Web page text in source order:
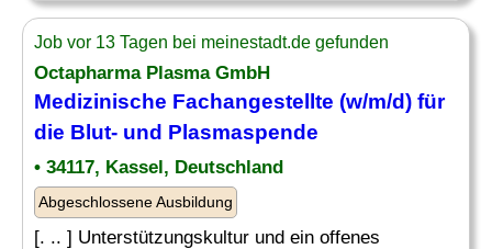
Job vor 13 Tagen bei meinestadt.de gefunden
Octapharma Plasma GmbH
Medizinische Fachangestellte (w/m/d) für
die Blut- und Plasmaspende
• 34117, Kassel, Deutschland
Abgeschlossene Ausbildung
[. .. ] Unterstützungskultur und ein offenes